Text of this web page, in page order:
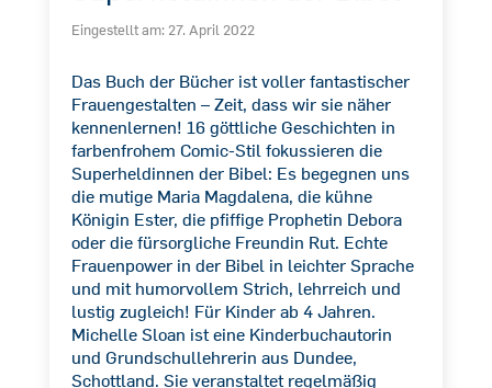
Eingestellt am: 27. April 2022
Das Buch der Bücher ist voller fantastischer
Frauengestalten – Zeit, dass wir sie näher
kennenlernen! 16 göttliche Geschichten in
farbenfrohem Comic-Stil fokussieren die
Superheldinnen der Bibel: Es begegnen uns
die mutige Maria Magdalena, die kühne
Königin Ester, die pfiffige Prophetin Debora
oder die fürsorgliche Freundin Rut. Echte
Frauenpower in der Bibel in leichter Sprache
und mit humorvollem Strich, lehrreich und
lustig zugleich! Für Kinder ab 4 Jahren.
Michelle Sloan ist eine Kinderbuchautorin
und Grundschullehrerin aus Dundee,
Schottland. Sie veranstaltet regelmäßig